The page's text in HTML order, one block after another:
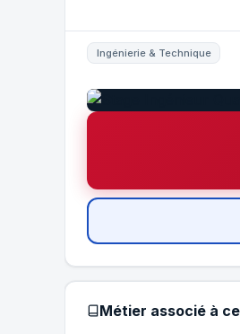
Ingénierie & Technique
Métier associé à